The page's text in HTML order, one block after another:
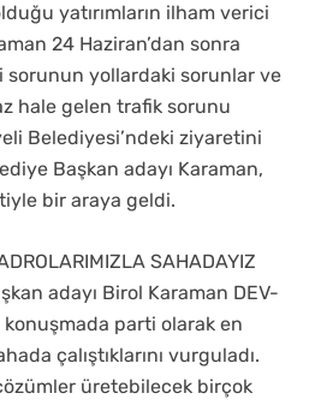
yatırımların ilham verici
24 Haziran’dan sonra
sorunun yollardaki sorunlar ve
hale gelen trafik sorunu
Belediyesi’ndeki ziyaretini
Başkan adayı Karaman,
bir araya geldi.
SAHADAYIZ
adayı Birol Karaman DEV-
konuşmada parti olarak en
çalıştıklarını vurguladı.
üretebilecek birçok